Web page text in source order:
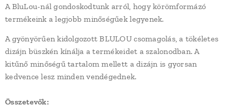
A BluLou-nál gondoskodtunk arról, hogy körömformázó
termékeink a legjobb minőségűek legyenek.
A gyönyörűen kidolgozott BLULOU csomagolás, a tökéletes
dizájn büszkén kínálja a termékeidet a szalonodban. A
kitűnő minőségű tartalom mellett a dizájn is gyorsan
kedvence lesz minden vendégednek.
Összetevők: